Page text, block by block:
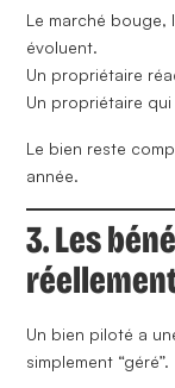
Le marché bouge,
évoluent.
Un propriétaire
Un propriétaire
Le bien reste
année.
3. Les
Un bien piloté a
simplement “géré”.